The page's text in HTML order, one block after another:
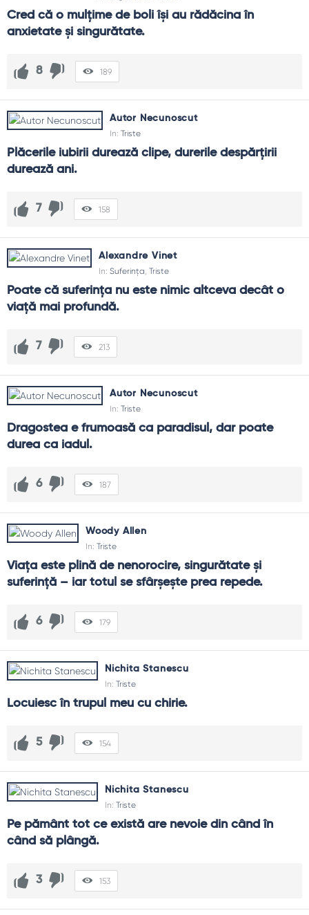
Cred că o mulțime de boli își au rădăcina în
anxietate și singurătate.
8 189
Autor Necunoscut
In: Triste
Plăcerile iubirii durează clipe, durerile despărțirii
durează ani.
7 158
Alexandre Vinet
In: Suferința Triste
Poate că suferinţa nu este nimic altceva decât o
viaţă mai profundă.
7 213
Autor Necunoscut
In: Triste
Dragostea e frumoasă ca paradisul, dar poate
durea ca iadul.
6 187
Woody Allen
In: Triste
Viața este plină de nenorocire, singurătate și
suferință – iar totul se sfârșește prea repede.
6 179
Nichita Stanescu
In: Triste
Locuiesc în trupul meu cu chirie.
5 154
Nichita Stanescu
In: Triste
Pe pământ tot ce există are nevoie din când în
când să plângă.
3 153